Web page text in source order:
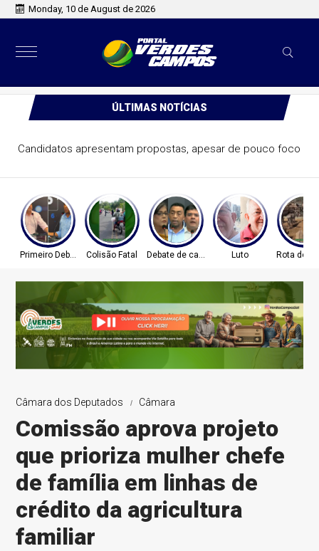
Monday, 10 de August de 2026
ÚLTIMAS NOTÍCIAS
Candidatos apresentam propostas, apesar de pouco foco
Primeiro Debate Colisão Fatal Debate de candidatosLuto Rota do
Câmara dos Deputados Câmara
Comissão aprova projeto
que prioriza mulher chefe
de família em linhas de
crédito da agricultura
familiar